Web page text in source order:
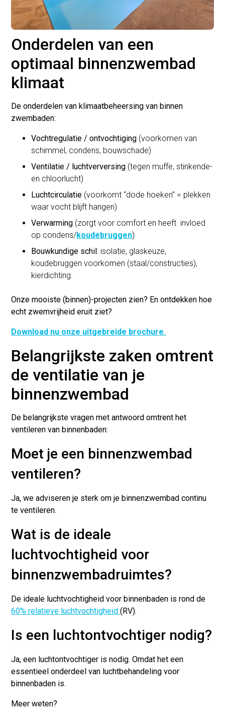
Onderdelen van een
optimaal binnenzwembad
klimaat
De onderdelen van klimaatbeheersing van binnen
zwembaden:
Vochtregulatie / ontvochtiging (voorkomen van
schimmel, condens, bouwschade)
Ventilatie / luchtverversing (tegen muffe, stinkende-
en chloorlucht)
Luchtcirculatie (voorkomt “dode hoeken” = plekken
waar vocht blijft hangen)
Verwarming (zorgt voor comfort en heeft invloed
op condens/koudebruggen)
Bouwkundige schil: isolatie, glaskeuze,
koudebruggen voorkomen (staal/constructies),
kierdichting.
Onze mooiste (binnen)-projecten zien? En ontdekken hoe
echt zwemvrijheid eruit ziet?
Download nu onze uitgebreide brochure.
Belangrijkste zaken omtrent
de ventilatie van je
binnenzwembad
De belangrijkste vragen met antwoord omtrent het
ventileren van binnenbaden:
Moet je een binnenzwembad
ventileren?
Ja, we adviseren je sterk om je binnenzwembad continu
te ventileren.
Wat is de ideale
luchtvochtigheid voor
binnenzwembadruimtes?
De ideale luchtvochtigheid voor binnenbaden is rond de
60% relatieve luchtvochtigheid(RV).
Is een luchtontvochtiger nodig?
Ja, een luchtontvochtiger is nodig. Omdat het een
essentieel onderdeel van luchtbehandeling voor
binnenbaden is.
Meer weten?